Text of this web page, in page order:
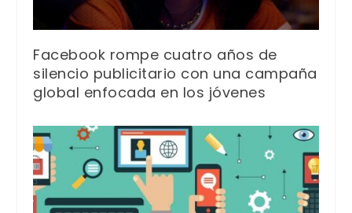
Facebook rompe cuatro años de
silencio publicitario con una campaña
global enfocada en los jóvenes